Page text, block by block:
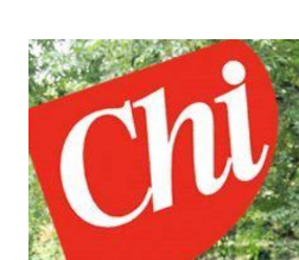
Economia
Persone Scomparse
Politica